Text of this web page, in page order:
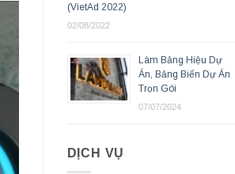
(VietAd 2022)
02/08/2022
Làm Bảng Hiệu Dự
Án, Bảng Biển Dự Án
Trọn Gói
07/07/2024
DỊCH VỤ